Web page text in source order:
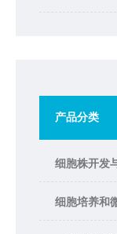
产品分类
细胞株开发
细胞培养和